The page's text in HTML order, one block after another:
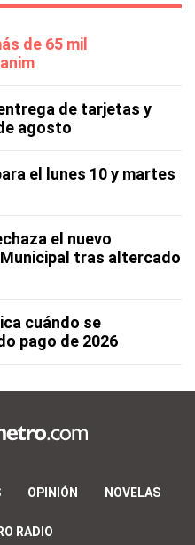
de 65 mil
de tarjetas y
agosto
el lunes 10 y martes
el nuevo
tras altercado
cuándo se
pago de 2026
OPINIÓN NOVELAS
RADIO